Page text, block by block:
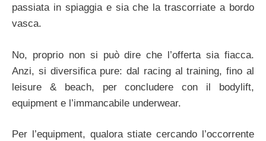
passiata in spiaggia e sia che la trascorriate a bordo
vasca.
No, proprio non si può dire che l’offerta sia fiacca.
Anzi, si diversifica pure: dal racing al training, fino al
leisure & beach, per concludere con il bodylift,
equipment e l’immancabile underwear.
Per l’equipment, qualora stiate cercando l’occorrente